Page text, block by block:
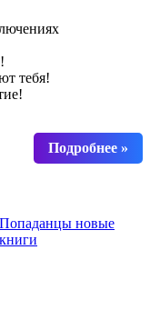
тебя!
Попаданцы новые
книги